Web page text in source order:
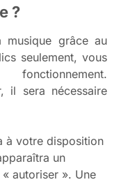
?
musique grâce au
seulement, vous
il sera nécessaire
à votre disposition
un
autoriser ». Une